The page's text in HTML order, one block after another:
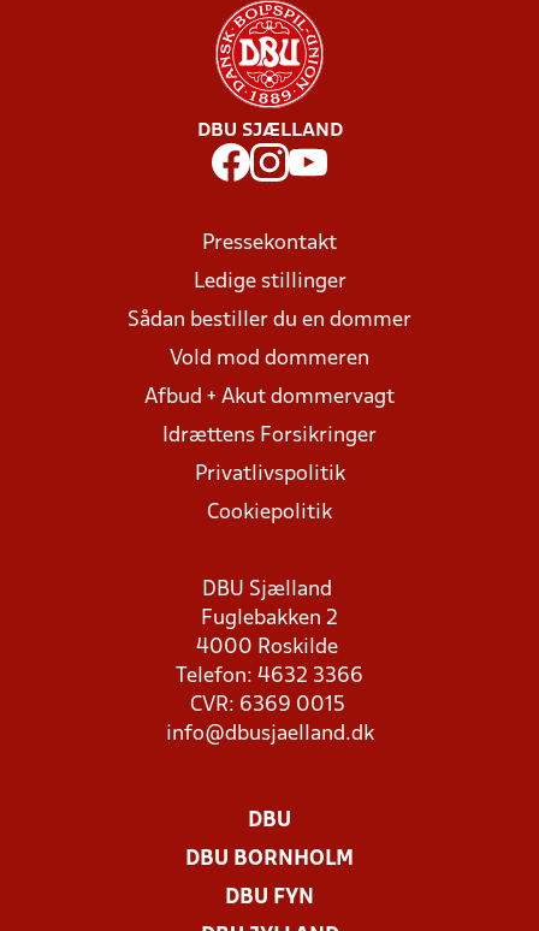
DBU SJÆLLAND
Pressekontakt
Ledige stillinger
Sådan bestiller du en dommer
Vold mod dommeren
Afbud + Akut dommervagt
Idrættens Forsikringer
Privatlivspolitik
Cookiepolitik
DBU Sjælland
Fuglebakken 2
4000 Roskilde
Telefon: 4632 3366
CVR: 6369 0015
info@dbusjaelland.dk
DBU
DBU BORNHOLM
DBU FYN